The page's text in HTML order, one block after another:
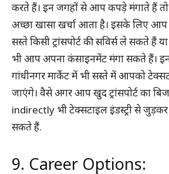
करते हैं। इन जगहों से आप कपड़े मंगाते हैं तो
अच्छा खासा खर्चा आता है। इसके लिए
सस्ते किसी ट्रांसपोर्ट की सविर्स ले सकते हैं
भी आप अपना कंसाइनमेंट मंगा सकते हैं।
गांधीनगर मार्केट में भी सस्ते में आपको
जाएंगे। वैसे अगर आप खुद ट्रांसपोर्ट का
indirectly भी टेक्सटाइल इंडस्ट्री से
सकते हैं.
9. Career Options: